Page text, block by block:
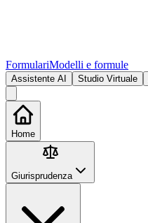
FormulariModelli e formule
Assistente AI Studio Virtuale
Home
Giurisprudenza